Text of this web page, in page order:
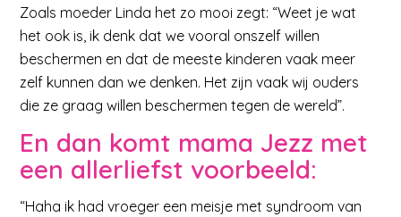
Zoals moeder Linda het zo mooi zegt: “Weet je wat
het ook is, ik denk dat we vooral onszelf willen
beschermen en dat de meeste kinderen vaak meer
zelf kunnen dan we denken. Het zijn vaak wij ouders
die ze graag willen beschermen tegen de wereld”.
En dan komt mama Jezz met
een allerliefst voorbeeld:
“Haha ik had vroeger een meisje met syndroom van